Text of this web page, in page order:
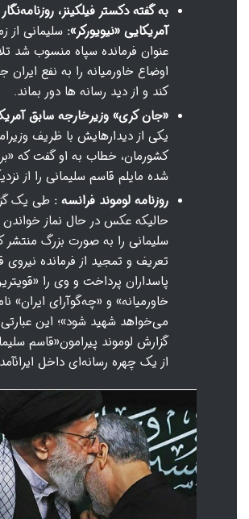
به گفته دکستر فیلکینز،
آمریکایی «نیویورکر»: سلیمانی از
عنوان فرمانده سپاه منسوب شد
اوضاع خاورمیانه را به نفع
کند و از دید رسانه ها دور بماند.
«جان کری» وزیرخارجه سابق
یکی از دیدارهایش با ظریف
کشورمان، خطاب به او گفت که
شده مایلم قاسم سلیمانی را از
روزنامه لوموند فرانسه : طی یک
حالیکه عکس در حال نماز خواندن
سلیمانی را به صورت بزرگ منتشر
تعریف و تمجید از فرمانده
پاسداران پرداخت و وی را
خاورمیانه» و «چه‌گوآرای ایران»
می‌خواهد شهید شود»؛ این عبارتی
گزارش لوموند پیرامون«قاسم
از یک چهره رسانه‌ای داخل